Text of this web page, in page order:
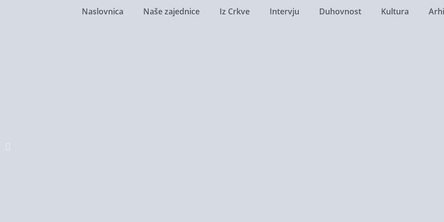
Naslovnica Naše zajednice Iz Crkve Intervju Duhovnost Kultura